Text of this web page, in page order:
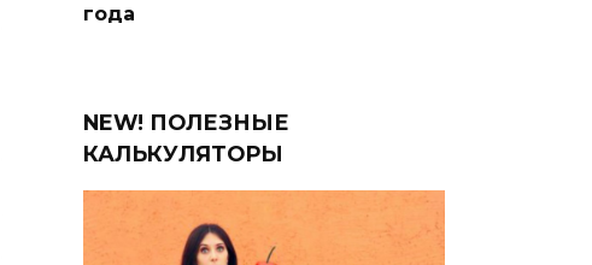
года
NEW! ПОЛЕЗНЫЕ
КАЛЬКУЛЯТОРЫ